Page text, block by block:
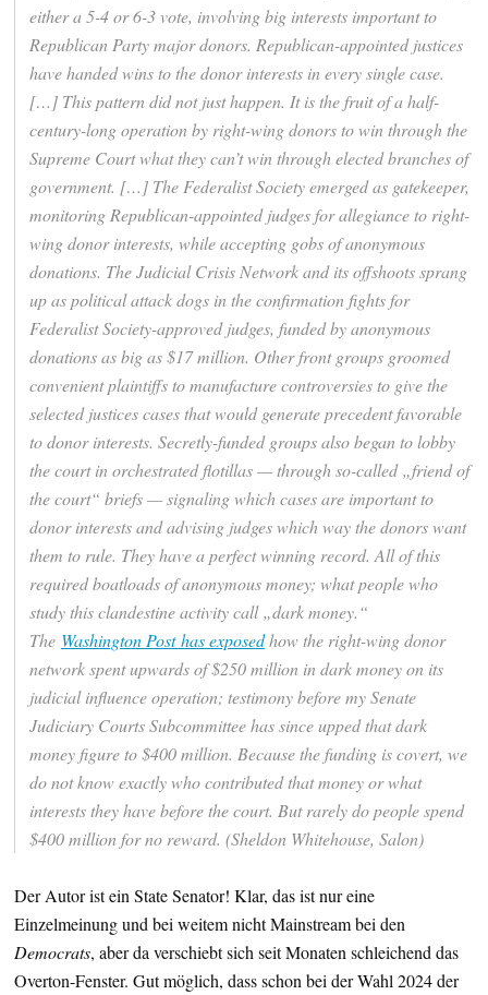
either a 5-4 or 6-3 vote, involving big interests important to
Republican Party major donors. Republican-appointed justices
have handed wins to the donor interests in every single case.
[…] This pattern did not just happen. It is the fruit of a half-
century-long operation by right-wing donors to win through the
Supreme Court what they can’t win through elected branches of
government. […] The Federalist Society emerged as gatekeeper,
monitoring Republican-appointed judges for allegiance to right-
wing donor interests, while accepting gobs of anonymous
donations. The Judicial Crisis Network and its offshoots sprang
up as political attack dogs in the confirmation fights for
Federalist Society-approved judges, funded by anonymous
donations as big as $17 million. Other front groups groomed
convenient plaintiffs to manufacture controversies to give the
selected justices cases that would generate precedent favorable
to donor interests. Secretly-funded groups also began to lobby
the court in orchestrated flotillas — through so-called „friend of
the court“ briefs — signaling which cases are important to
donor interests and advising judges which way the donors want
them to rule. They have a perfect winning record. All of this
required boatloads of anonymous money; what people who
study this clandestine activity call „dark money.“
The Washington Post has exposedhow the right-wing donor
network spent upwards of $250 million in dark money on its
judicial influence operation; testimony before my Senate
Judiciary Courts Subcommittee has since upped that dark
money figure to $400 million. Because the funding is covert, we
do not know exactly who contributed that money or what
interests they have before the court. But rarely do people spend
$400 million for no reward. (Sheldon Whitehouse, Salon)
Der Autor ist ein State Senator! Klar, das ist nur eine
Einzelmeinung und bei weitem nicht Mainstream bei den
Democrats, aber da verschiebt sich seit Monaten schleichend das
Overton-Fenster. Gut möglich, dass schon bei der Wahl 2024 der